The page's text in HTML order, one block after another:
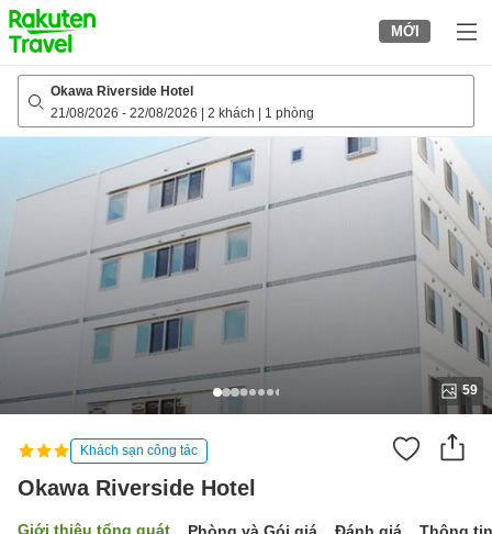
to
top
page
MỚI
Okawa Riverside Hotel
21/08/2026 - 22/08/2026 2 khách 1 phòng
59
Khách sạn công tác
Okawa Riverside Hotel
Giới thiệu tổng quát